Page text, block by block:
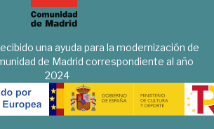
una ayuda para la modernización de
de Madrid correspondiente al año
2024